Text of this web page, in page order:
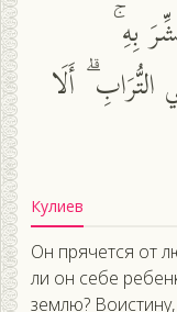
بِهِ
أَلَا
Кулиев
Он прячется от
ли он себе
землю?